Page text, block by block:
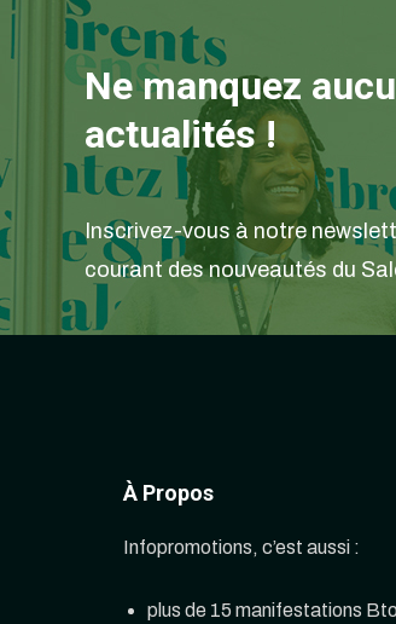
Ne manquez
actualités !
Inscrivez-vous à notre
courant des nouveautés du
À Propos
Infopromotions, c’est aussi :
plus de 15 manifestations